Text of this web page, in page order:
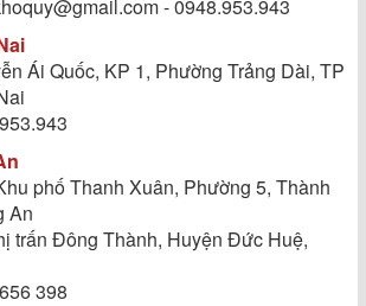
- 0948.953.943
Ái Quốc, KP 1, Phường Trảng Dài, TP
phố Thanh Xuân, Phường 5, Thành
An
trấn Đông Thành, Huyện Đức Huệ,
398